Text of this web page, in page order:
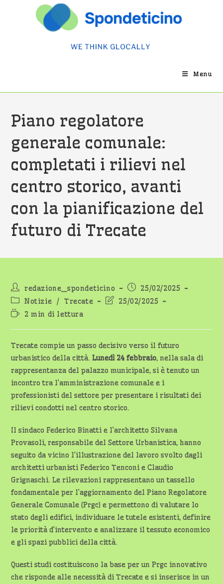
Menu
Piano regolatore
generale comunale:
completati i rilievi nel
centro storico, avanti
con la pianificazione del
futuro di Trecate
Autore
dell'articolo:
redazione_spondeticino
Articolo
pubblicato:
25/02/2025
Categoria
dell'articolo:
Notizie / Trecate
Ultima25/02/2025
Tempo
lettura:
2 min di lettura
Trecate compie un passo decisivo verso il futuro
urbanistico della città.Lunedì 24 febbraio, nella sala di
rappresentanza del palazzo municipale, si è tenuto un
incontro tra l’amministrazione comunale e i
professionisti del settore per presentare i risultati dei
rilievi condotti nel centro storico.
Il sindaco Federico Binatti e l’architetto Silvana
Provasoli, responsabile del Settore Urbanistica, hanno
seguito da vicino l’illustrazione del lavoro svolto dagli
architetti urbanisti Federico Tenconi e Claudio
Grignaschi. Le rilevazioni rappresentano un tassello
fondamentale per l’aggiornamento del Piano Regolatore
Generale Comunale (Prgc) e permettono di valutare lo
stato degli edifici, individuare le tutele esistenti, definire
le priorità d’intervento e analizzare il tessuto economico
e gli spazi pubblici della città.
Questi studi costituiscono la base per un Prgc innovativo
che risponde alle necessità di Trecate e si inserisce in un